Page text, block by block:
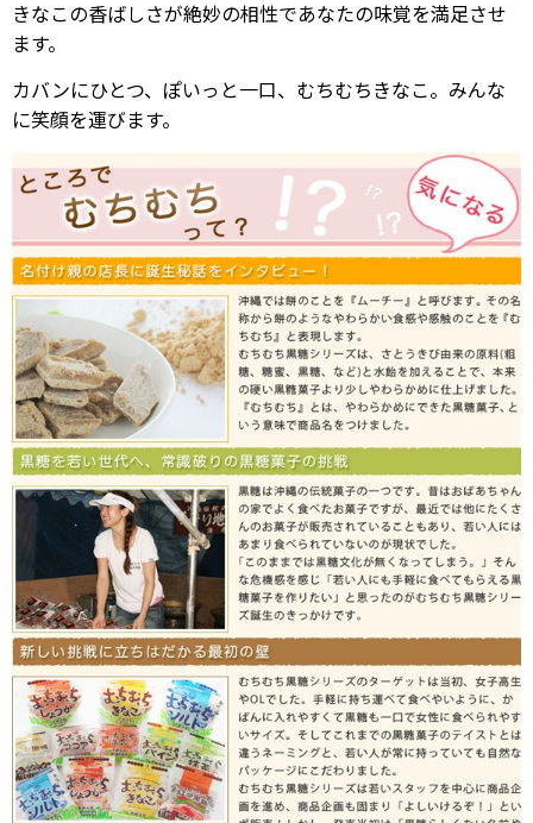
きなこの香ばしさが絶妙の相性であなたの味覚を満足させ
ます。
カバンにひとつ、ぽいっと一口、むちむちきなこ。みんな
に笑顔を運びます。